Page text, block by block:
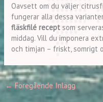
Oavsett om du väljer
fungerar alla dessa
fläskfilé recept som
middag. Vill du imponera
och timjan – friskt, somrigt
← Föregående Inlägg